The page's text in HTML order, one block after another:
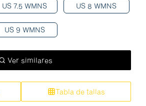
US 7.5 WMNS US 8 WMNS
US 9 WMNS
Ver similares
Tabla de tallas